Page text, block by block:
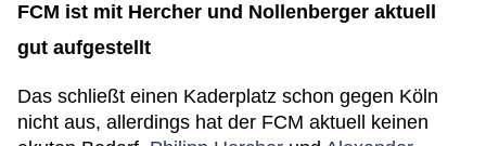
FCM ist mit Hercher und Nollenberger aktuell
gut aufgestellt
Das schließt einen Kaderplatz schon gegen Köln
nicht aus, allerdings hat der FCM aktuell keinen